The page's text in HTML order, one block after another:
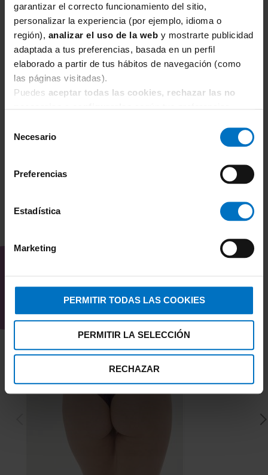
garantizar el correcto funcionamiento del sitio,
personalizar la experiencia (por ejemplo, idioma o
región), analizar el uso de la web y mostrarte publicidad
adaptada a tus preferencias, basada en un perfil
elaborado a partir de tus hábitos de navegación (como
las páginas visitadas).
Puedes aceptar todas las cookies, rechazar las no
Necesario
Preferencias
Estadística
Marketing
PERMITIR TODAS LAS COOKIES
PERMITIR LA SELECCIÓN
RECHAZAR
SIMONE PERELE
Sujetador sin aros Simone Perele Festive Bralette
1E1250 Violet Euphoria
INTERESAR